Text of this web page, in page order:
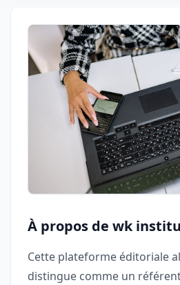
À propos de wk
Cette plateforme éditoriale
distingue comme un